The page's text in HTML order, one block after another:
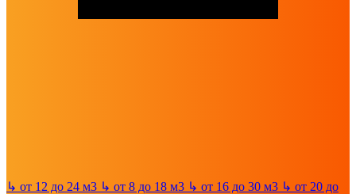
↳ от 12 до 24 м3 ↳ от 8 до 18 м3 ↳ от 16 до 30 м3 ↳ от 20 до